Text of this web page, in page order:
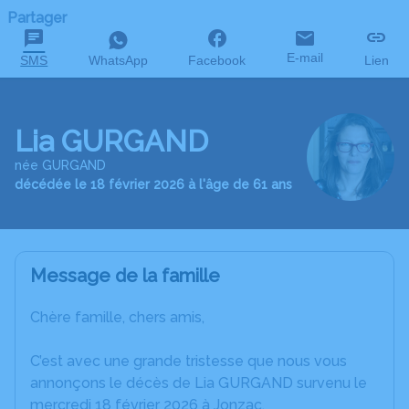
Partager
SMS WhatsApp Facebook E-mail Lien
Lia GURGAND
née GURGAND
décédée le 18 février 2026 à l'âge de 61 ans
Message de la famille
Chère famille, chers amis,
C’est avec une grande tristesse que nous vous
annonçons le décès de Lia GURGAND survenu le
mercredi 18 février 2026 à Jonzac.